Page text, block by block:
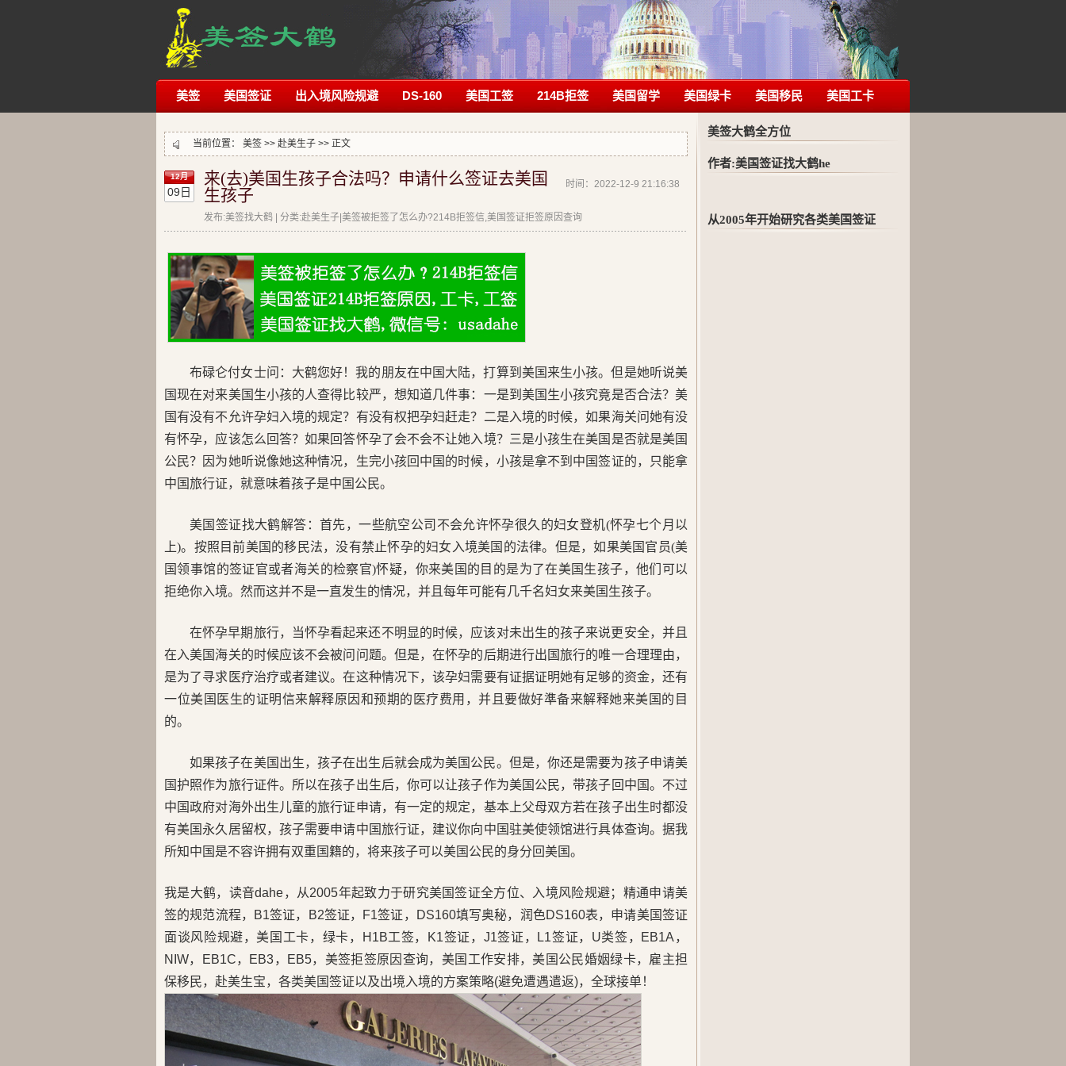
美签 美国签证 出入境风险规避 DS-160 美国工签 214B拒签 美国留学 美国绿卡 美国移民 美国工卡
当前位置： 美签 >> 赴美生子 >> 正文
12月
09日
时间：2022-12-9 21:16:38
来(去)美国生孩子合法吗？申请什么签证去美国
生孩子
发布:美签找大鹤 | 分类:赴美生子|美签被拒签了怎么办?214B拒签信,美国签证拒签原因查询
布碌仑付女士问：大鹤您好！我的朋友在中国大陆，打算到美国来生小孩。但是她听说美
国现在对来美国生小孩的人查得比较严，想知道几件事：一是到美国生小孩究竟是否合法？美
国有没有不允许孕妇入境的规定？有没有权把孕妇赶走？二是入境的时候，如果海关问她有没
有怀孕，应该怎么回答？如果回答怀孕了会不会不让她入境？三是小孩生在美国是否就是美国
公民？因为她听说像她这种情况，生完小孩回中国的时候，小孩是拿不到中国签证的，只能拿
中国旅行证，就意味着孩子是中国公民。
美国签证找大鹤解答：首先，一些航空公司不会允许怀孕很久的妇女登机(怀孕七个月以
上)。按照目前美国的移民法，没有禁止怀孕的妇女入境美国的法律。但是，如果美国官员(美
国领事馆的签证官或者海关的检察官)怀疑，你来美国的目的是为了在美国生孩子，他们可以
拒绝你入境。然而这并不是一直发生的情况，并且每年可能有几千名妇女来美国生孩子。
在怀孕早期旅行，当怀孕看起来还不明显的时候，应该对未出生的孩子来说更安全，并且
在入美国海关的时候应该不会被问问题。但是，在怀孕的后期进行出国旅行的唯一合理理由，
是为了寻求医疗治疗或者建议。在这种情况下，该孕妇需要有证据证明她有足够的资金，还有
一位美国医生的证明信来解释原因和预期的医疗费用，并且要做好準备来解释她来美国的目
的。
如果孩子在美国出生，孩子在出生后就会成为美国公民。但是，你还是需要为孩子申请美
国护照作为旅行证件。所以在孩子出生后，你可以让孩子作为美国公民，带孩子回中国。不过
中国政府对海外出生儿童的旅行证申请，有一定的规定，基本上父母双方若在孩子出生时都没
有美国永久居留权，孩子需要申请中国旅行证，建议你向中国驻美使领馆进行具体查询。据我
所知中国是不容许拥有双重国籍的，将来孩子可以美国公民的身分回美国。
我是大鹤，读音dahe，从2005年起致力于研究美国签证全方位、入境风险规避；精通申请美
签的规范流程，B1签证，B2签证，F1签证，DS160填写奥秘，润色DS160表，申请美国签证
面谈风险规避，美国工卡，绿卡，H1B工签，K1签证，J1签证，L1签证，U类签，EB1A，
NIW，EB1C，EB3，EB5，美签拒签原因查询，美国工作安排，美国公民婚姻绿卡，雇主担
保移民，赴美生宝，各类美国签证以及出境入境的方案策略(避免遭遇遣返)，全球接单！
美签大鹤全方位
作者:美国签证找大鹤he
从2005年开始研究各类美国签证